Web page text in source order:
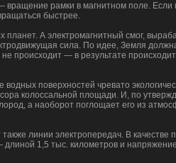
рамки в магнитном поле. Если
быстрее.
планет. А электромагнитный смог,
сила. По идее, Земля
происходит — в результате
поверхностей чревато
колоссальной площади. И, по
а наоборот поглощает его из
линии электропередач. В качестве
1,5 тыс. километров и